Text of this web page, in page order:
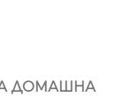
ДОМАШНА